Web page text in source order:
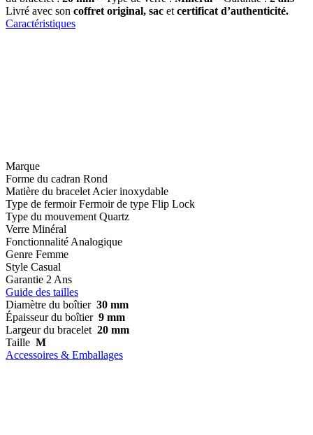
Livré avec son coffret original, sac et certificat d’authenticité.
Caractéristiques
Marque
Forme du cadran Rond
Matière du bracelet Acier inoxydable
Type de fermoir Fermoir de type Flip Lock
Type du mouvement Quartz
Verre Minéral
Fonctionnalité Analogique
Genre Femme
Style Casual
Garantie 2 Ans
Guide des tailles
Diamètre du boîtier 30 mm
Épaisseur du boîtier 9 mm
Largeur du bracelet 20 mm
Taille M
Accessoires & Emballages